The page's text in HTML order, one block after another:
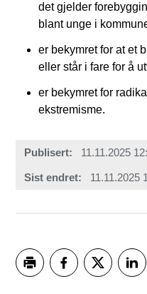
det gjelder
blant unge i
er bekymret for at et
eller står i fare for å
er bekymret for
ekstremisme.
Publisert 11.11.2025
Sist endret 11.11.2025